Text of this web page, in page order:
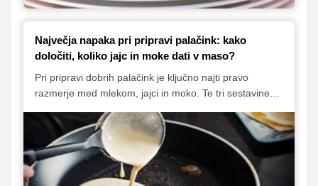
Največja napaka pri pripravi palačink: kako
določiti, koliko jajc in moke dati v maso?
Pri pripravi dobrih palačink je ključno najti pravo
razmerje med mlekom, jajci in moko. Te tri sestavine
ali premalo katere koli od njih lahko vpliva na to, ali
bodo palačinke rahle in okusne ali pa goste in težavne
za obračanje. V članku razkrivamo, kako doseči
idealno ravnovesje za vedno popolne palačinke.